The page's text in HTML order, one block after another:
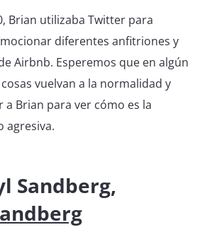
Brian utilizaba Twitter para
diferentes anfitriones y
Airbnb. Esperemos que en algún
vuelvan a la normalidad y
a Brian para ver cómo es la
agresiva.
Sandberg,